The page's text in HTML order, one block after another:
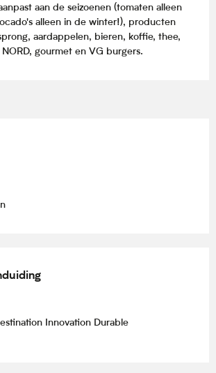
aan de seizoenen (tomaten alleen
alleen in de winter!), producten
aardappelen, bieren, koffie, thee,
gourmet en VG burgers.
Innovation Durable